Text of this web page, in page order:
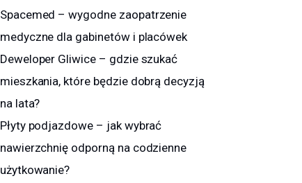
Spacemed – wygodne zaopatrzenie
medyczne dla gabinetów i placówek
Deweloper Gliwice – gdzie szukać
mieszkania, które będzie dobrą decyzją
na lata?
Płyty podjazdowe – jak wybrać
nawierzchnię odporną na codzienne
użytkowanie?